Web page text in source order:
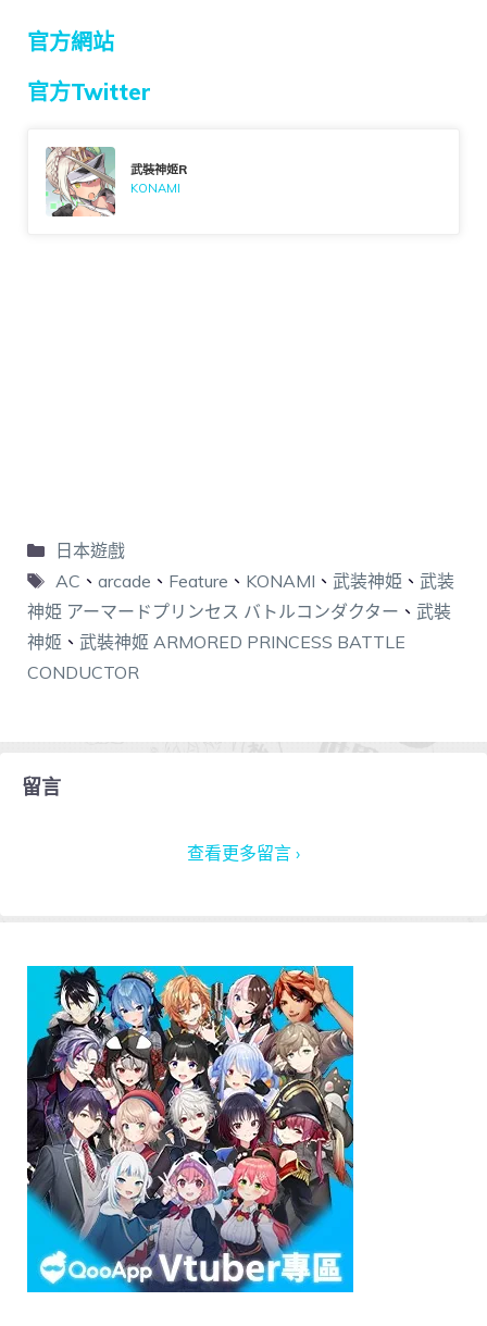
官方網站
官方Twitter
武裝神姬R
KONAMI
日本遊戲
AC 、 arcade 、 Feature 、 KONAMI 、 武装神姫 、 武装
神姫 アーマードプリンセス バトルコンダクター 、 武裝
神姬 、 武裝神姬 ARMORED PRINCESS BATTLE
CONDUCTOR
留言
查看更多留言 ›